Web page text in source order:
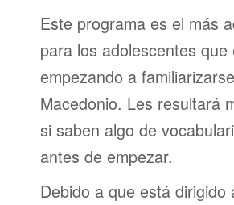
Este programa es el más
para los adolescentes que
empezando a
Macedonio. Les resultará
si saben algo de
antes de empezar.
Debido a que está